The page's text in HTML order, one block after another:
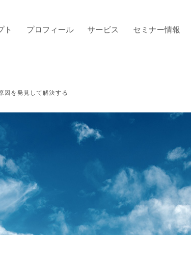
ト プロフィール サービス セミナー情報
因を発見して解決する